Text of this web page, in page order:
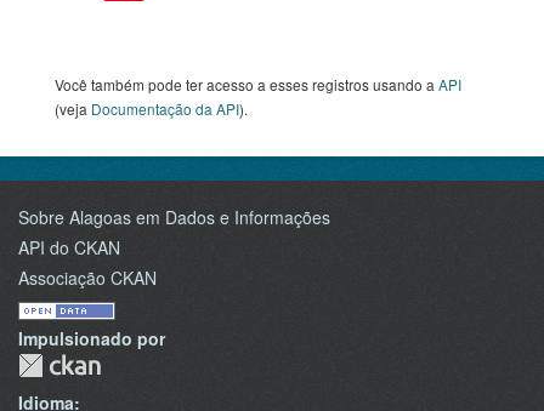
Você também pode ter acesso a esses registros usando a API
(veja Documentação da API).
Sobre Alagoas em Dados e Informações
API do CKAN
Associação CKAN
Impulsionado por
Idioma